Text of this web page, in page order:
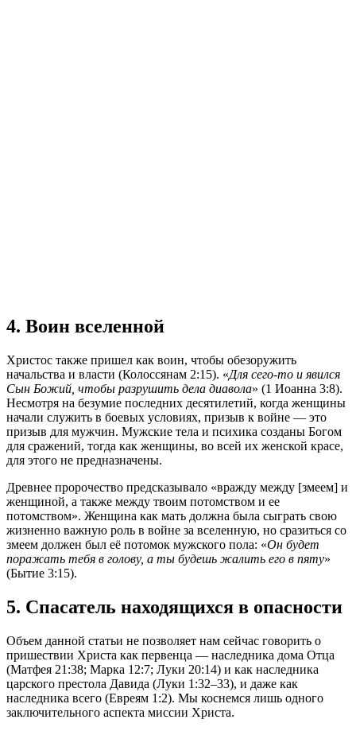
4. Воин вселенной
Христос также пришел как воин, чтобы обезоружить
начальства и власти (Колоссянам 2:15). «Для сего-то и явился
Сын Божий, чтобы разрушить дела диавола» (1 Иоанна 3:8).
Несмотря на безумие последних десятилетий, когда женщины
начали служить в боевых условиях, призыв к войне — это
призыв для мужчин. Мужские тела и психика созданы Богом
для сражений, тогда как женщины, во всей их женской красе,
для этого не предназначены.
Древнее пророчество предсказывало «вражду между [змеем] и
женщиной, а также между твоим потомством и ее
потомством». Женщина как мать должна была сыграть свою
жизненно важную роль в войне за вселенную, но сразиться со
змеем должен был её потомок мужского пола: «Он будет
поражать тебя в голову, а ты будешь жалить его в пяту»
(Бытие 3:15).
5. Спасатель находящихся в опасности
Объем данной статьи не позволяет нам сейчас говорить о
пришествии Христа как первенца — наследника дома Отца
(Матфея 21:38; Марка 12:7; Луки 20:14) и как наследника
царского престола Давида (Луки 1:32–33), и даже как
наследника всего (Евреям 1:2). Мы коснемся лишь одного
заключительного аспекта миссии Христа.